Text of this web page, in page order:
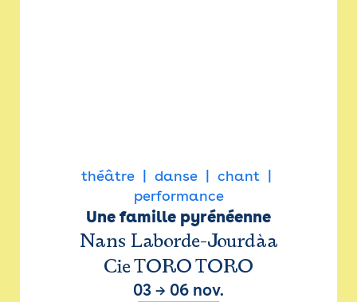
théâtre danse
chant
performance
Une famille pyrénéenne
Nans Laborde-Jourdàa
Cie TORO TORO
03 → 06 nov.